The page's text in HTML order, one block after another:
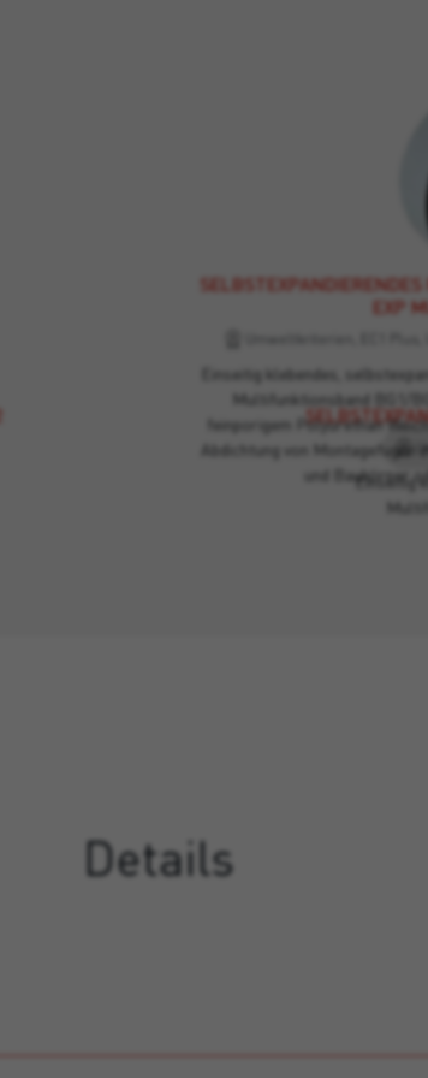
Einseitig
EXP
Einseitig klebendes,
Multifunktionsband BG1/
feinporigem Polyurethan
Abdichtung von
und Baukörper
Details